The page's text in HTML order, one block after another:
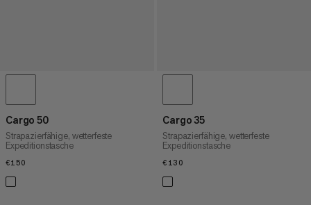
Cargo 50
Strapazierfähige, wetterfeste
Expeditionstasche
€150
Cargo 35
Strapazierfähige, wetterfeste
Expeditionstasche
€130